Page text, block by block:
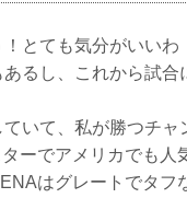
とても気分がいいわ
るし、これから試合
いて、私が勝つチャ
ーでアメリカでも人
はグレートでタフ